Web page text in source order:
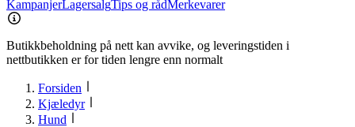
KampanjerLagersalgTips og rådMerkevarer
Butikkbeholdning på nett kan avvike, og leveringstiden i
nettbutikken er for tiden lengre enn normalt
Forsiden
Kjæledyr
Hund